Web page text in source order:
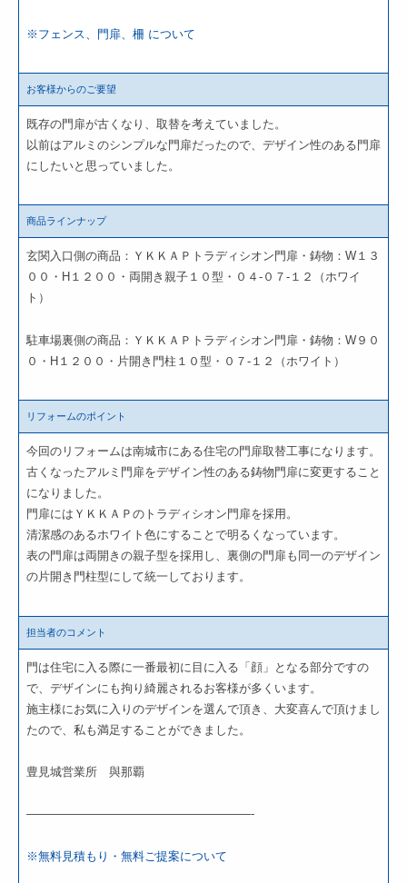
※フェンス、門扉、柵 について
お客様からのご要望
既存の門扉が古くなり、取替を考えていました。
以前はアルミのシンプルな門扉だったので、デザイン性のある門扉
にしたいと思っていました。
商品ラインナップ
玄関入口側の商品：ＹＫＫＡＰトラディシオン門扉・鋳物：W１３
００・H１２００・両開き親子１０型・０４-０７-１２（ホワイ
ト）
駐車場裏側の商品：ＹＫＫＡＰトラディシオン門扉・鋳物：W９０
０・H１２００・片開き門柱１０型・０７-１２（ホワイト）
リフォームのポイント
今回のリフォームは南城市にある住宅の門扉取替工事になります。
古くなったアルミ門扉をデザイン性のある鋳物門扉に変更すること
になりました。
門扉にはＹＫＫＡＰのトラディシオン門扉を採用。
清潔感のあるホワイト色にすることで明るくなっています。
表の門扉は両開きの親子型を採用し、裏側の門扉も同一のデザイン
の片開き門柱型にして統一しております。
担当者のコメント
門は住宅に入る際に一番最初に目に入る「顔」となる部分ですの
で、デザインにも拘り綺麗されるお客様が多くいます。
施主様にお気に入りのデザインを選んで頂き、大変喜んで頂けまし
たので、私も満足することができました。
豊見城営業所 與那覇
———————————————————-
※無料見積もり・無料ご提案について